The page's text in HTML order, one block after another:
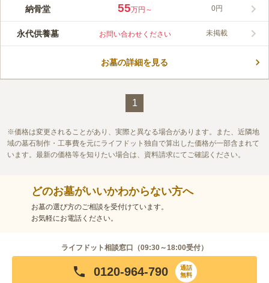
弘誓院は、延徳2年（1490）に松平親忠公（徳川家康公の五代前
松平親忠公の墓があり、開基以来、三河松平氏ひいては徳川家と
深い関係を持っています。寺紋には橘紋のほか、三つ葉葵の紋も
り価格が異なります。
この霊園はまだ誰からも評価されていません。
納骨堂 55万円～ 0円
永代供養墓 お問い合わせください 未掲載
お墓の詳細を見る
1
価格は変更されることがあり、実際と異なる場合があります。また、近隣地
域の墓石制作・工事費を元にライフドット独自で算出した価格が一部含まれて
います。最新の価格等を知りたい場合は、資料請求にてご確認ください。
どのお墓がいいかわからない方へ
お墓の選び方のご相談を受付けています。
お気軽にお電話ください。
ライフドット相談窓口（09:30～18:00受付）
0120-964-790
通話
無料